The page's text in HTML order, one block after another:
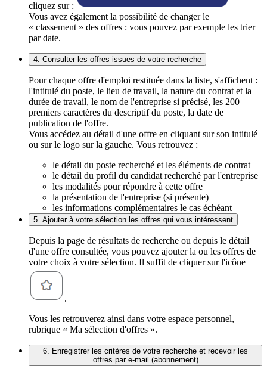
cliquez sur :
Vous avez également la possibilité de changer le
« classement » des offres : vous pouvez par exemple les trier
par date.
4. Consulter les offres issues de votre recherche
Pour chaque offre d'emploi restituée dans la liste, s'affichent :
l'intitulé du poste, le lieu de travail, la nature du contrat et la
durée de travail, le nom de l'entreprise si précisé, les 200
premiers caractères du descriptif du poste, la date de
publication de l'offre.
Vous accédez au détail d'une offre en cliquant sur son intitulé
ou sur le logo sur la gauche. Vous retrouvez :
le détail du poste recherché et les éléments de contrat
le détail du profil du candidat recherché par l'entreprise
les modalités pour répondre à cette offre
la présentation de l'entreprise (si présente)
les informations complémentaires le cas échéant
5. Ajouter à votre sélection les offres qui vous intéressent
Depuis la page de résultats de recherche ou depuis le détail
d'une offre consultée, vous pouvez ajouter la ou les offres de
votre choix à votre sélection. Il suffit de cliquer sur l'icône
.
Vous les retrouverez ainsi dans votre espace personnel,
rubrique « Ma sélection d'offres ».
6. Enregistrer les critères de votre recherche et recevoir les
offres par e-mail (abonnement)